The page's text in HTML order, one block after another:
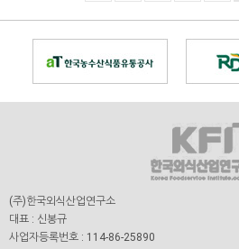
(주)한국외식산업연구소
대표 : 신봉규
사업자등록번호 : 114-86-25890